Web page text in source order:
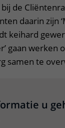
de
daarin zijn
keihard
gaan
samen te
u